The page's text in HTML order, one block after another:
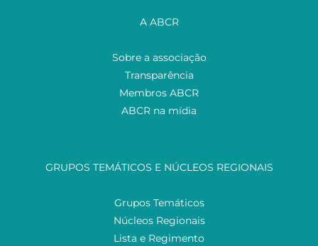
A ABCR
Sobre a associação
Transparência
Membros ABCR
ABCR na mídia
GRUPOS TEMÁTICOS E NÚCLEOS REGIONAIS
Grupos Temáticos
Núcleos Regionais
Lista e Regimento